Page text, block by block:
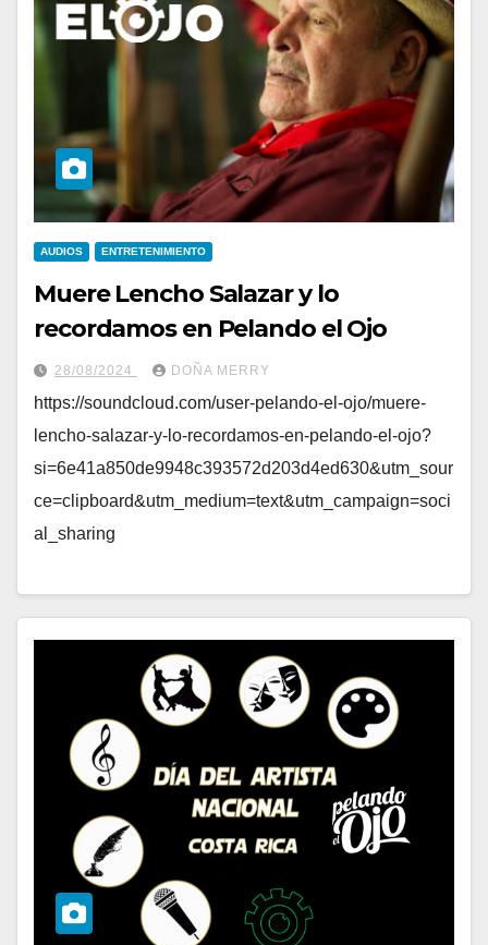
AUDIOS ENTRETENIMIENTO
Muere Lencho Salazar y lo
recordamos en Pelando el Ojo
28/08/2024 DOÑA MERRY
https://soundcloud.com/user-pelando-el-ojo/muere-
lencho-salazar-y-lo-recordamos-en-pelando-el-ojo?
si=6e41a850de9948c393572d203d4ed630&utm_sour
ce=clipboard&utm_medium=text&utm_campaign=soci
al_sharing